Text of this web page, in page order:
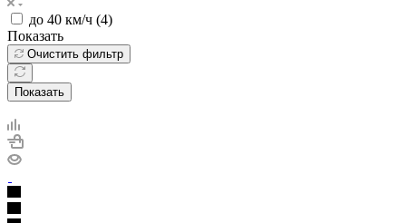
до 40 км/ч (4)
Показать
Очистить фильтр
Показать